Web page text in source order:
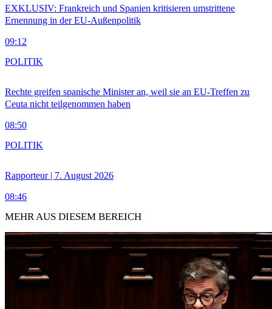
EXKLUSIV: Frankreich und Spanien kritisieren umstrittene
Ernennung in der EU-Außenpolitik
09:12
Rechte greifen spanische Minister an, weil sie an EU-Treffen zu
Ceuta nicht teilgenommen haben
08:50
POLITIK
Rapporteur | 7. August 2026
08:46
POLITIK
MEHR AUS DIESEM BEREICH